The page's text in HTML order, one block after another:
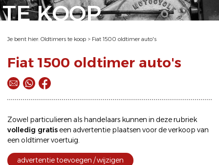
TE KOOP
Je bent hier: Oldtimers te koop > Fiat 1500 oldtimer auto's
Fiat 1500 oldtimer auto's
Zowel particulieren als handelaars kunnen in deze rubriek
volledig gratis een advertentie plaatsen voor deverkoop van
een oldtimer voertuig.
advertentie toevoegen / wijzigen